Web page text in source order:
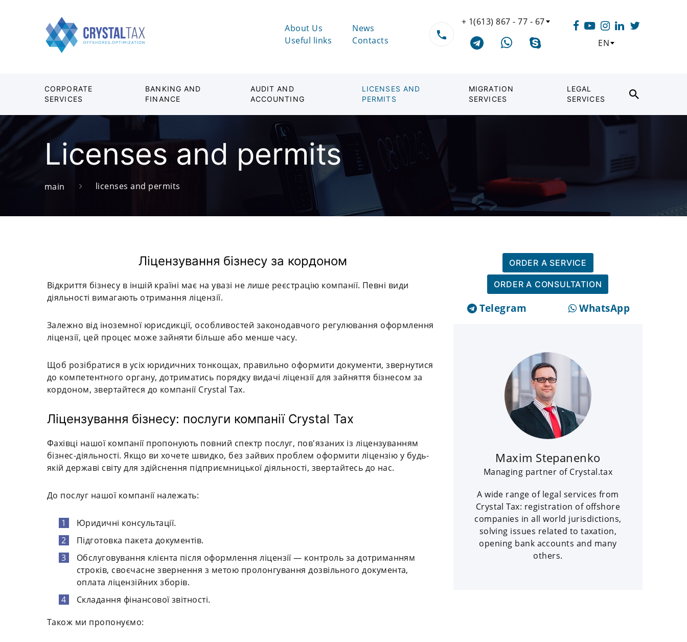
About Us
Useful links
News
Contacts
+ 1(613) 867 - 77 - 67
EN
CORPORATE
SERVICES
BANKING AND
FINANCE
AUDIT AND
ACCOUNTING
LICENSES AND
PERMITS
MIGRATION
SERVICES
LEGAL
SERVICES
Licenses and permits
main licenses and permits
Ліцензування бізнесу за кордоном
Відкриття бізнесу в іншій країні має на увазі не лише реєстрацію компанії. Певні види
діяльності вимагають отримання ліцензії.
Залежно від іноземної юрисдикції, особливостей законодавчого регулювання оформлення
ліцензії, цей процес може зайняти більше або менше часу.
Щоб розібратися в усіх юридичних тонкощах, правильно оформити документи, звернутися
до компетентного органу, дотриматись порядку видачі ліцензії для зайняття бізнесом за
кордоном, звертайтеся до компанії Crystal Tax.
Ліцензування бізнесу: послуги компанії Crystal Tax
Фахівці нашої компанії пропонують повний спектр послуг, пов'язаних із ліцензуванням
бізнес-діяльності. Якщо ви хочете швидко, без зайвих проблем оформити ліцензію у будь-
якій державі світу для здійснення підприємницької діяльності, звертайтесь до нас.
До послуг нашої компанії належать:
Юридичні консультації.
Підготовка пакета документів.
Обслуговування клієнта після оформлення ліцензії — контроль за дотриманням
строків, своєчасне звернення з метою пролонгування дозвільного документа,
оплата ліцензійних зборів.
Складання фінансової звітності.
Також ми пропонуємо:
ORDER A SERVICE
ORDER A CONSULTATION
Telegram WhatsApp
Maxim Stepanenko
Managing partner of Crystal.tax
A wide range of legal services from
Crystal Tax: registration of offshore
companies in all world jurisdictions,
solving issues related to taxation,
opening bank accounts and many
others.